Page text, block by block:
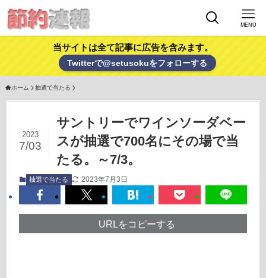
MENU
当サイトは全て記事に広告を含みます。
Twitterで@setusokuをフォローする
ホーム 抽選で当たる
サントリーでワインソーダベー
スが抽選で700名にその場で当
たる。～7/3。
2023
7/03
抽選で当たる 2023年7月3日
URLをコピーする